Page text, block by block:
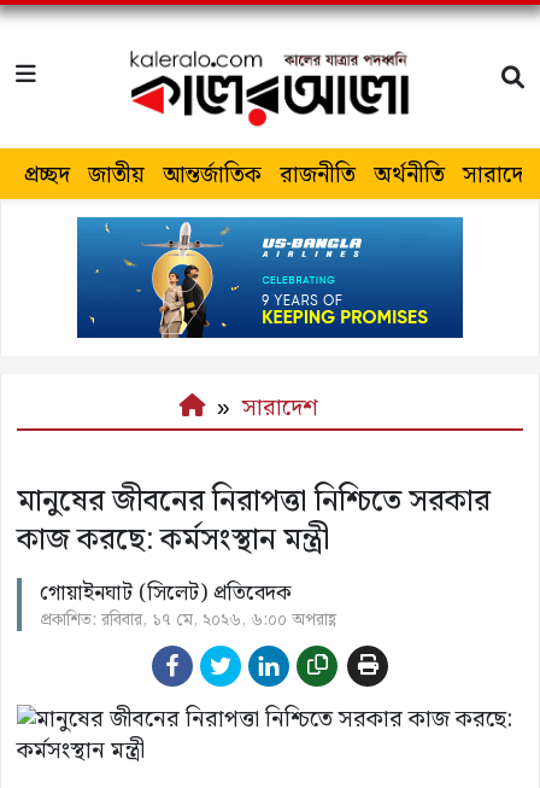
প্রচ্ছদ জাতীয় আন্তর্জাতিক রাজনীতি অর্থনীতি সারাদেশ
সারাদেশ
মানুষের জীবনের নিরাপত্তা নিশ্চিতে সরকার
কাজ করছে: কর্মসংস্থান মন্ত্রী
গোয়াইনঘাট (সিলেট) প্রতিবেদক
প্রকাশিত: রবিবার, ১৭ মে, ২০২৬, ৬:০০ অপরাহ্ণ